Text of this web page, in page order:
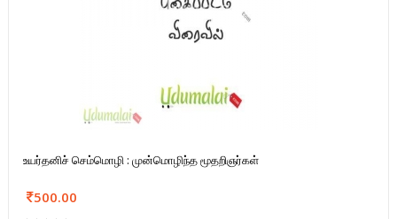
உயர்தனிச் செம்மொழி : முன்மொழிந்த மூதறிஞர்கள்
500.00